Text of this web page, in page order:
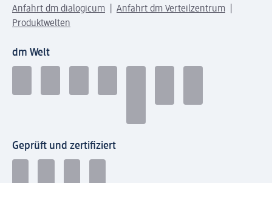
Anfahrt dm dialogicum
Anfahrt dm Verteilzentrum
Produktwelten
dm Welt
Geprüft und zertifiziert